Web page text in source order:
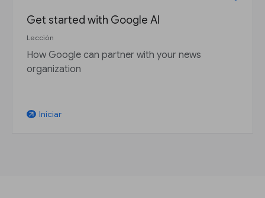
Get started with Google AI
Lección
How Google can partner with your news
organization
arrow_outward Iniciar